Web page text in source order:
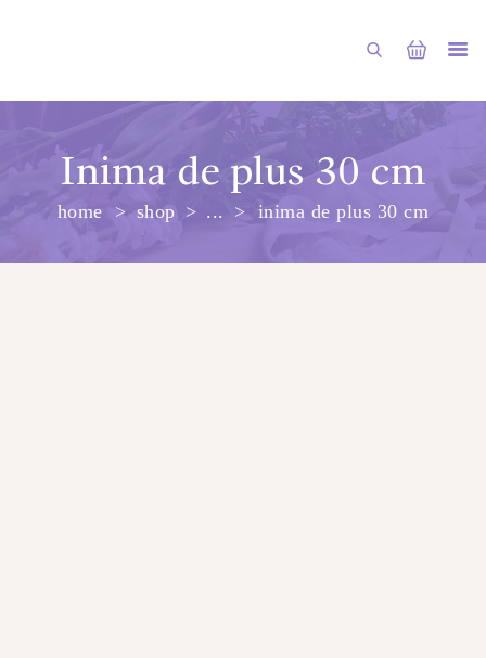
Inima de plus 30 cm
home shop ... inima de plus 30 cm
PRINCIPALA
DESPRE NOI